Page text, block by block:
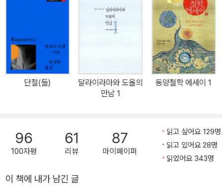
빠졌”기 때문이다. <잘라라, 기도하는 그 손을>의 부제는 ‘책과 혁명
에 관한 닷새 밤의 기록’으로, 저자가 책과 혁명에 관한 생각을 자유롭
게 쓴 에세이다. 저자는 루터를 비롯해 마호메트, 니체, 도스토옙스키,
프로이트, 라캉, 버지니아 울프 등 수많은 개혁가와 문학가, 철학가를
통해 ‘책이 곧 혁명’임을 이야기한다. 저자에 따르면, 혁명이란 폭력이
아니다. 읽고 쓰는 것, 그 자체가 혁명이다. 저자는 혁명이 책을 읽고
쓰는 것에서 일어난다고 말한다. 문학의 종말과 책의 종말을 이야기
혁명은 책에서 시작되었다. 그러므로 미래의 희망 역시 ‘책을 읽고 쓰
는 데’에 있다. 목숨을 걸고 책을 읽었던 시대가 있었다. 지식과 깨달
음이 인간을 변화시키기 때문이다.
단절(들)
달라이라마와 도올의
만남 1
동양철학 에세이 1
96
100자평
61
리뷰
87
마이페이퍼
읽고 싶어요 129명
읽고 있어요 28명
읽었어요 343명
이 책에 내가 남긴 글